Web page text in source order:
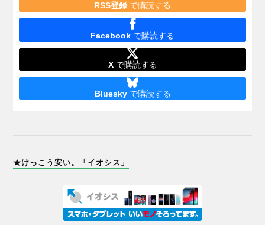
RSS登録 で購読する
Facebook で購読する
Xで購読する
Blueskyで購読する
★けっこう安い。「イオシス」